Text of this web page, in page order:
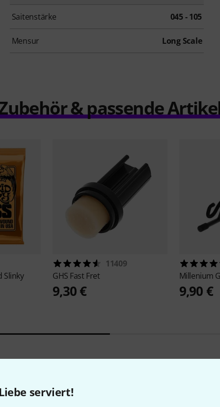
serviert!
Saitenstärke 045 - 105
Mensur Long Scale
& passende
Slinky
11409
GHS Fast Fret
9,30 €
Millenium
9,90 €
10Kundenbewertungen